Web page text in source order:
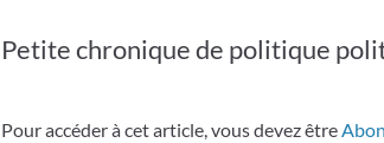
Petite chronique de politique
Pour accéder à cet article, vous devez être